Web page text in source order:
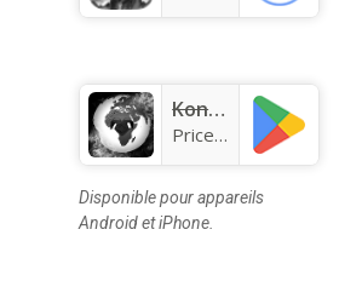
KongoLisolo
Price:Free
Disponible pour appareils
Android et iPhone.